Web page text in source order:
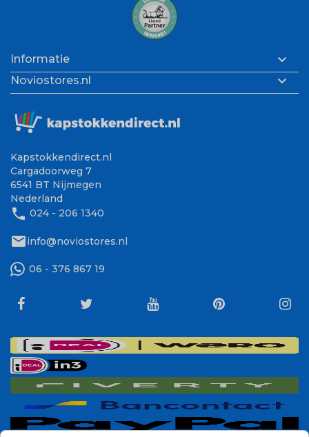
Informatie 
Noviostores.nl 
Kapstokkendirect.nl
Cargadoorweg 7
6541 BT Nijmegen
Nederland
phone 024 - 206 1340
mailinfo@noviostores.nl
06 - 376 867 19